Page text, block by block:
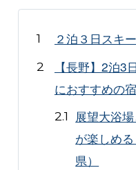
２泊３日スキ
【長野】2泊3
におすすめの宿
展望大浴
が楽しめ
県）